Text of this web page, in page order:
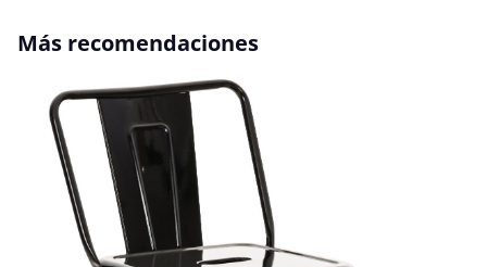
Omitir la galería de productos
Más recomendaciones